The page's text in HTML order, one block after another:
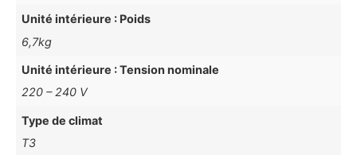
Unité intérieure : Poids
6,7kg
Unité intérieure : Tension nominale
220 – 240 V
Type de climat
T3